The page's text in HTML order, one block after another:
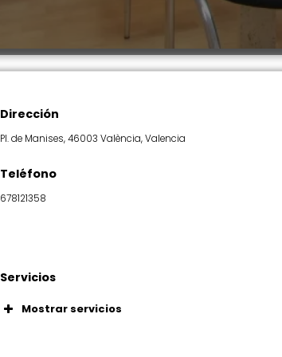
Dirección
Pl. de Manises, 46003 València, Valencia
Teléfono
678121358
Servicios
Mostrar servicios